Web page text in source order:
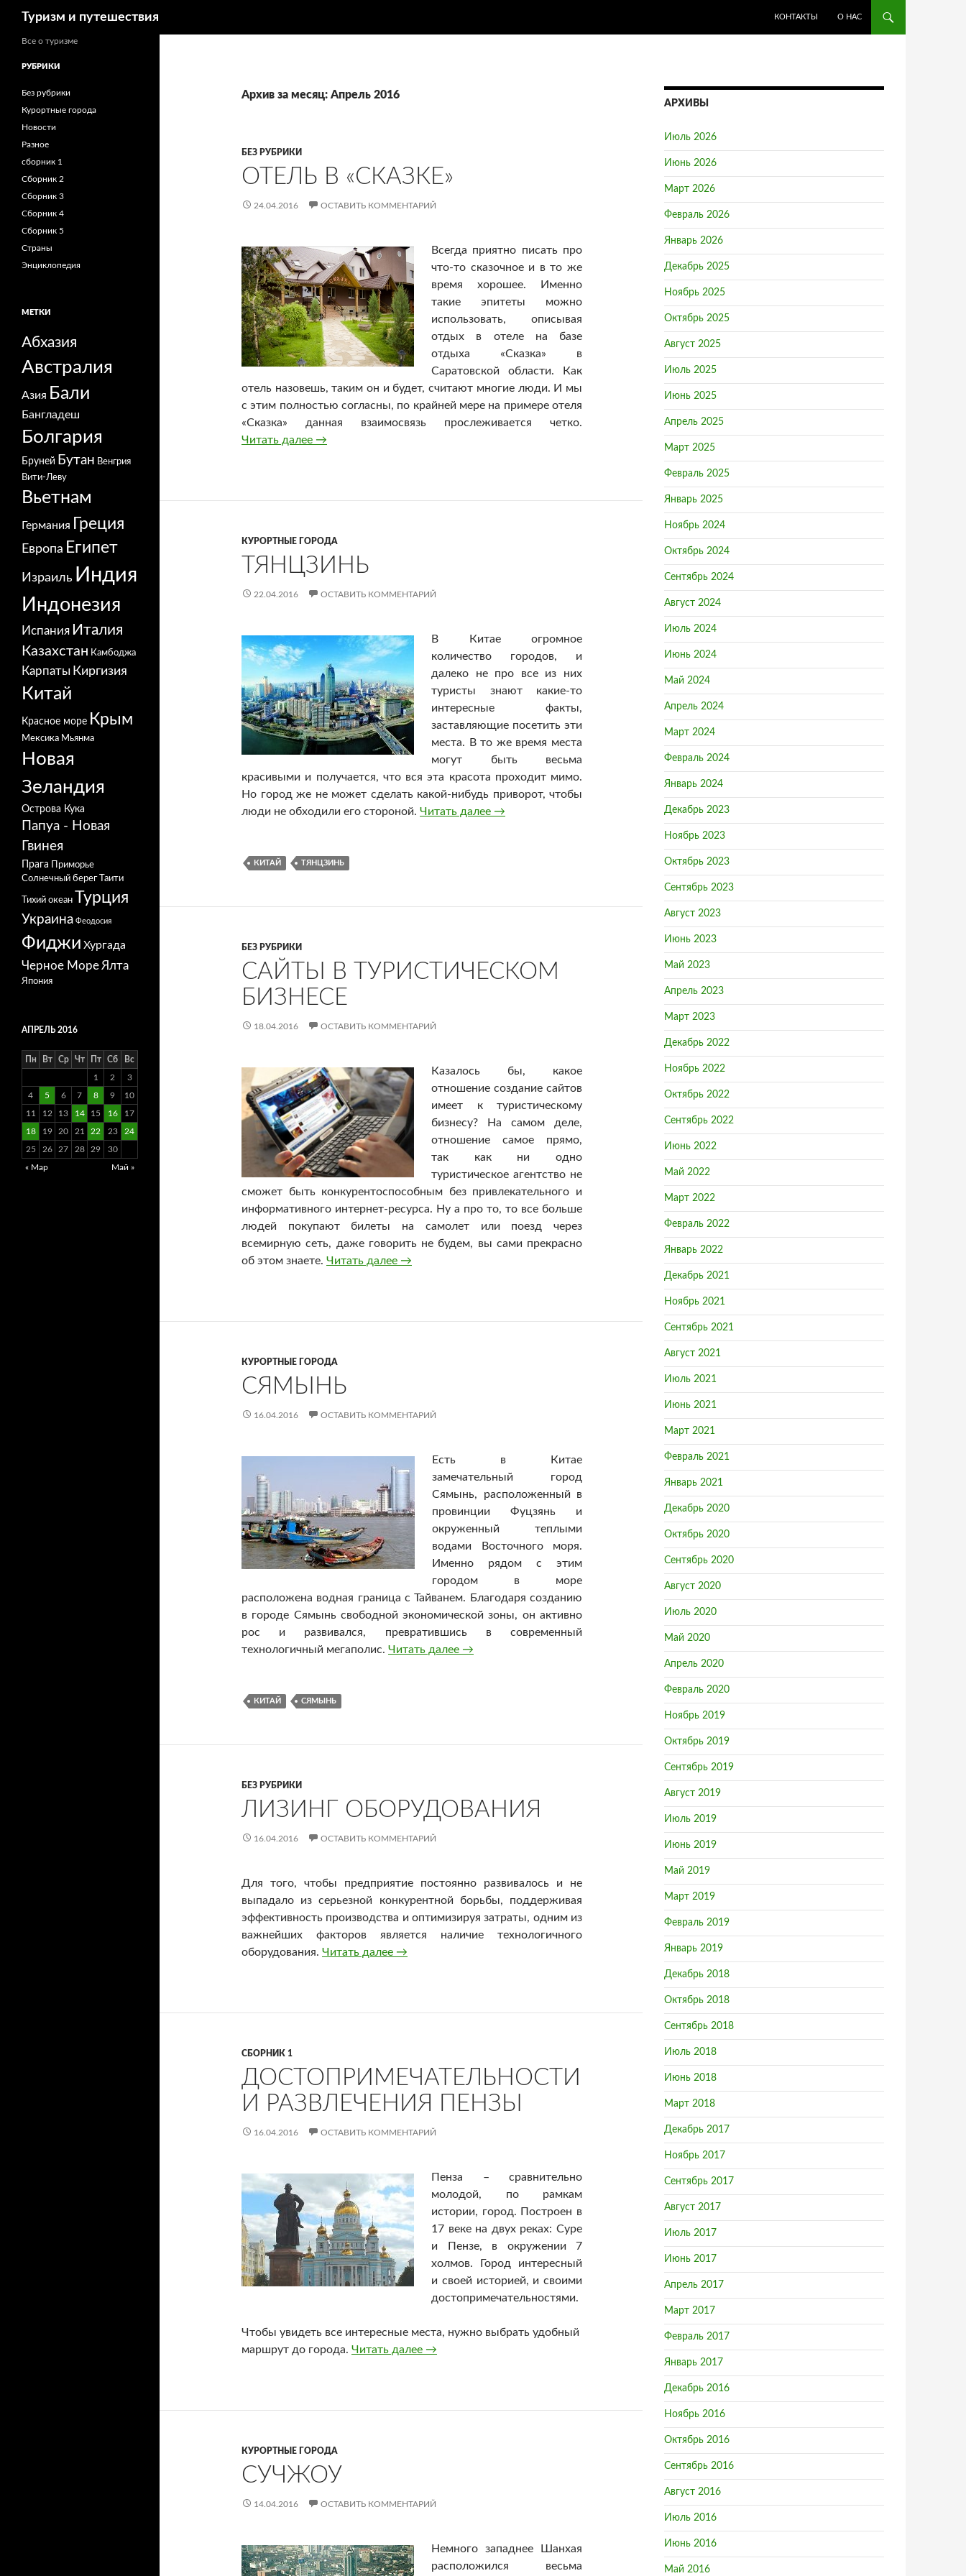
Туризм и путешествия
КОНТАКТЫ
О НАС
Архив за месяц: Апрель 2016
БЕЗ РУБРИКИ
ОТЕЛЬ В «СКАЗКЕ»
24.04.2016 ОСТАВИТЬ КОММЕНТАРИЙ
Всегда приятно писать про
что-то сказочное и в то же
время хорошее. Именно
такие эпитеты можно
использовать, описывая
отдых в отеле на базе
отдыха «Сказка» в
Саратовской области. Как
отель назовешь, таким он и будет, считают многие люди. И мы
с этим полностью согласны, по крайней мере на примере отеля
«Сказка» данная взаимосвязь прослеживается четко.
Читать далее Отель в «Сказке»
→
КУРОРТНЫЕ ГОРОДА
ТЯНЦЗИНЬ
22.04.2016 ОСТАВИТЬ КОММЕНТАРИЙ
В Китае огромное
количество городов, и
далеко не про все из них
туристы знают какие-то
интересные факты,
заставляющие посетить эти
места. В то же время места
могут быть весьма
красивыми и получается, что вся эта красота проходит мимо.
Но город же не может сделать какой-нибудь приворот, чтобы
люди не обходили его стороной. Читать далее Тянцзинь
→
КИТАЙ ТЯНЦЗИНЬ
БЕЗ РУБРИКИ
САЙТЫ В ТУРИСТИЧЕСКОМ
БИЗНЕСЕ
18.04.2016 ОСТАВИТЬ КОММЕНТАРИЙ
Казалось бы, какое
отношение создание сайтов
имеет к туристическому
бизнесу? На самом деле,
отношение самое прямо,
так как ни одно
туристическое агентство не
сможет быть конкурентоспособным без привлекательного и
информативного интернет-ресурса. Ну а про то, то все больше
людей покупают билеты на самолет или поезд через
всемирную сеть, даже говорить не будем, вы сами прекрасно
об этом знаете. Читать далее Сайты в туристическом бизнесе
→
КУРОРТНЫЕ ГОРОДА
СЯМЫНЬ
16.04.2016 ОСТАВИТЬ КОММЕНТАРИЙ
Есть в Китае
замечательный город
Сямынь, расположенный в
провинции Фуцзянь и
окруженный теплыми
водами Восточного моря.
Именно рядом с этим
городом в море
расположена водная граница с Тайванем. Благодаря созданию
в городе Сямынь свободной экономической зоны, он активно
рос и развивался, превратившись в современный
технологичный мегаполис. Читать далее Сямынь
→
КИТАЙ СЯМЫНЬ
БЕЗ РУБРИКИ
ЛИЗИНГ ОБОРУДОВАНИЯ
16.04.2016 ОСТАВИТЬ КОММЕНТАРИЙ
Для того, чтобы предприятие постоянно развивалось и не
выпадало из серьезной конкурентной борьбы, поддерживая
эффективность производства и оптимизируя затраты, одним из
важнейших факторов является наличие технологичного
оборудования. Читать далее Лизинг оборудования
→
СБОРНИК 1
ДОСТОПРИМЕЧАТЕЛЬНОСТИ
И РАЗВЛЕЧЕНИЯ ПЕНЗЫ
16.04.2016 ОСТАВИТЬ КОММЕНТАРИЙ
Пенза – сравнительно
молодой, по рамкам
истории, город. Построен в
17 веке на двух реках: Суре
и Пензе, в окружении 7
холмов. Город интересный
и своей историей, и своими
достопримечательностями.
Чтобы увидеть все интересные места, нужно выбрать удобный
маршрут до города. Читать далее Достопримечательности и развлечения Пензы
→
КУРОРТНЫЕ ГОРОДА
СУЧЖОУ
14.04.2016 ОСТАВИТЬ КОММЕНТАРИЙ
Немного западнее Шанхая
расположился весьма
АРХИВЫ
Июль 2026
Июнь 2026
Март 2026
Февраль 2026
Январь 2026
Декабрь 2025
Ноябрь 2025
Октябрь 2025
Август 2025
Июль 2025
Июнь 2025
Апрель 2025
Март 2025
Февраль 2025
Январь 2025
Ноябрь 2024
Октябрь 2024
Сентябрь 2024
Август 2024
Июль 2024
Июнь 2024
Май 2024
Апрель 2024
Март 2024
Февраль 2024
Январь 2024
Декабрь 2023
Ноябрь 2023
Октябрь 2023
Сентябрь 2023
Август 2023
Июнь 2023
Май 2023
Апрель 2023
Март 2023
Декабрь 2022
Ноябрь 2022
Октябрь 2022
Сентябрь 2022
Июнь 2022
Май 2022
Март 2022
Февраль 2022
Январь 2022
Декабрь 2021
Ноябрь 2021
Сентябрь 2021
Август 2021
Июль 2021
Июнь 2021
Март 2021
Февраль 2021
Январь 2021
Декабрь 2020
Октябрь 2020
Сентябрь 2020
Август 2020
Июль 2020
Май 2020
Апрель 2020
Февраль 2020
Ноябрь 2019
Октябрь 2019
Сентябрь 2019
Август 2019
Июль 2019
Июнь 2019
Май 2019
Март 2019
Февраль 2019
Январь 2019
Декабрь 2018
Октябрь 2018
Сентябрь 2018
Июль 2018
Июнь 2018
Март 2018
Декабрь 2017
Ноябрь 2017
Сентябрь 2017
Август 2017
Июль 2017
Июнь 2017
Апрель 2017
Март 2017
Февраль 2017
Январь 2017
Декабрь 2016
Ноябрь 2016
Октябрь 2016
Сентябрь 2016
Август 2016
Июль 2016
Июнь 2016
Май 2016
Все о туризме
РУБРИКИ
Без рубрики
Курортные города
Новости
Разное
сборник 1
Сборник 2
Сборник 3
Сборник 4
Сборник 5
Страны
Энциклопедия
МЕТКИ
Абхазия
Австралия
Азия Бали
Бангладеш
Болгария
Бруней Бутан Венгрия
Вити-Леву
Вьетнам
Германия Греция
Европа Египет
Израиль Индия
Индонезия
Испания Италия
Казахстан Камбоджа
Карпаты Киргизия
Китай
Красное море Крым
Мексика Мьянма
Новая
Зеландия
Острова Кука
Папуа - Новая
Гвинея
Прага
Приморье
Солнечный берег
Таити
Тихий океан Турция
Украина Феодосия
Фиджи Хургада
Черное МореЯлта
Япония
АПРЕЛЬ 2016
Пн Вт Ср Чт Пт Сб Вс
1 2 3
4 5 6 7 8 9 10
11 12 13 14 15 16 17
18 19 20 21 22 23 24
25 26 27 28 29 30
« Мар Май »